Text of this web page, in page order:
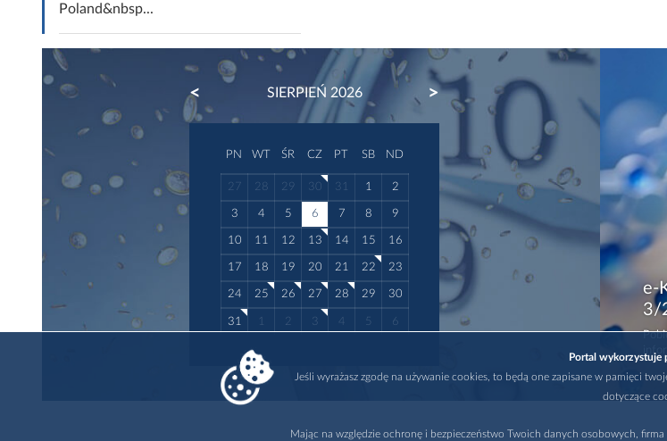
Poland&nbsp...
SIERPIEŃ 2026
PREVIOUS NEXT
PN WT ŚR CZ PT SB ND
27 28 29 30 31 1 2
3 4 5 6 7 8 9
10 11 12 13 14 15 16
17 18 19 20 21 22 23
24 25 26 27 28 29 30
31 1 2 3 4 5 6
e-
3/
Portal wykorzystuje
Jeśli wyrażasz zgodę na używanie cookies, to będą one zapisane w pamięci
dotyczące
Mając na względzie ochronę i bezpieczeństwo Twoich danych osobowych,